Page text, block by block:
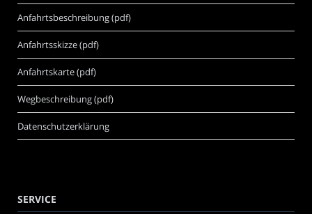
Anfahrtsbeschreibung (pdf)
Anfahrtsskizze (pdf)
Anfahrtskarte (pdf)
Wegbeschreibung (pdf)
Datenschutzerklärung
SERVICE